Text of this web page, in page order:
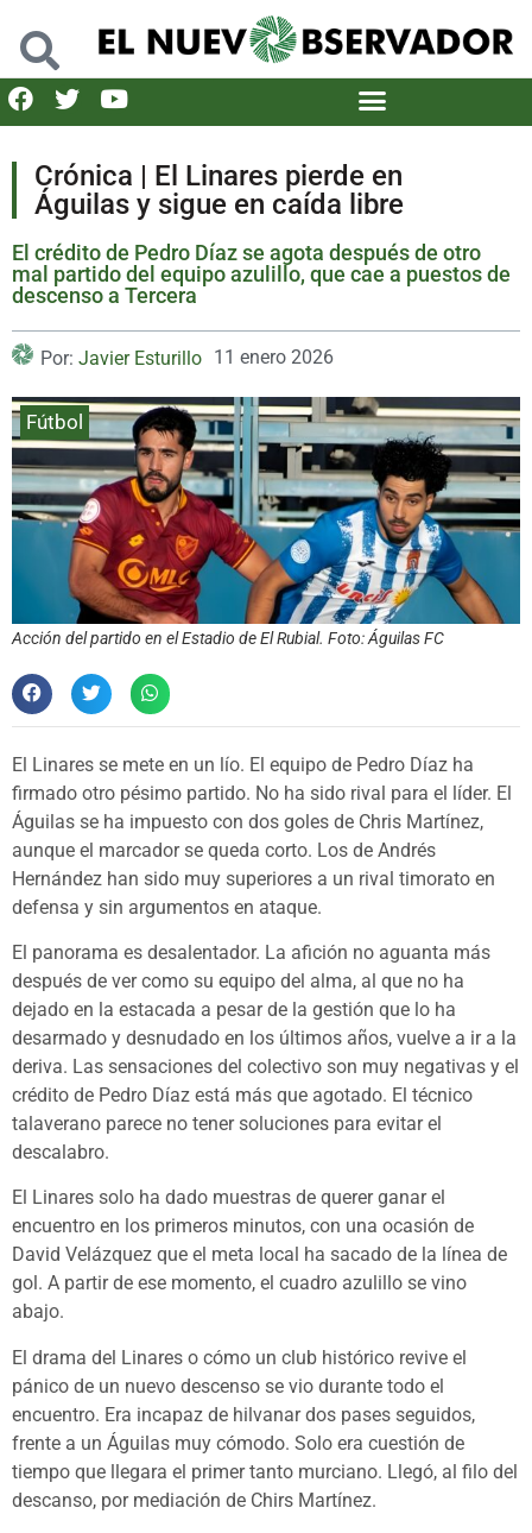
Crónica | El Linares pierde en
Águilas y sigue en caída libre
El crédito de Pedro Díaz se agota después de otro
mal partido del equipo azulillo, que cae a puestos de
descenso a Tercera
Por: Javier Esturillo 11 enero 2026
Fútbol
Acción del partido en el Estadio de El Rubial. Foto: Águilas FC
El Linares se mete en un lío. El equipo de Pedro Díaz ha
firmado otro pésimo partido. No ha sido rival para el líder. El
Águilas se ha impuesto con dos goles de Chris Martínez,
aunque el marcador se queda corto. Los de Andrés
Hernández han sido muy superiores a un rival timorato en
defensa y sin argumentos en ataque.
El panorama es desalentador. La afición no aguanta más
después de ver como su equipo del alma, al que no ha
dejado en la estacada a pesar de la gestión que lo ha
desarmado y desnudado en los últimos años, vuelve a ir a la
deriva. Las sensaciones del colectivo son muy negativas y el
crédito de Pedro Díaz está más que agotado. El técnico
talaverano parece no tener soluciones para evitar el
descalabro.
El Linares solo ha dado muestras de querer ganar el
encuentro en los primeros minutos, con una ocasión de
David Velázquez que el meta local ha sacado de la línea de
gol. A partir de ese momento, el cuadro azulillo se vino
abajo.
El drama del Linares o cómo un club histórico revive el
pánico de un nuevo descenso se vio durante todo el
encuentro. Era incapaz de hilvanar dos pases seguidos,
frente a un Águilas muy cómodo. Solo era cuestión de
tiempo que llegara el primer tanto murciano. Llegó, al filo del
descanso, por mediación de Chirs Martínez.